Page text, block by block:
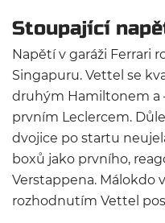
Stoupající
Napětí v garáži Ferrari
Singapuru. Vettel se
druhým Hamiltonem a
prvním Leclercem.
dvojice po startu
boxů jako prvního,
Verstappena. Málokdo
rozhodnutím Vettel